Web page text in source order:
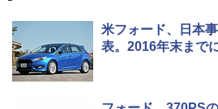
米フォード、日本
表。2016年末まで